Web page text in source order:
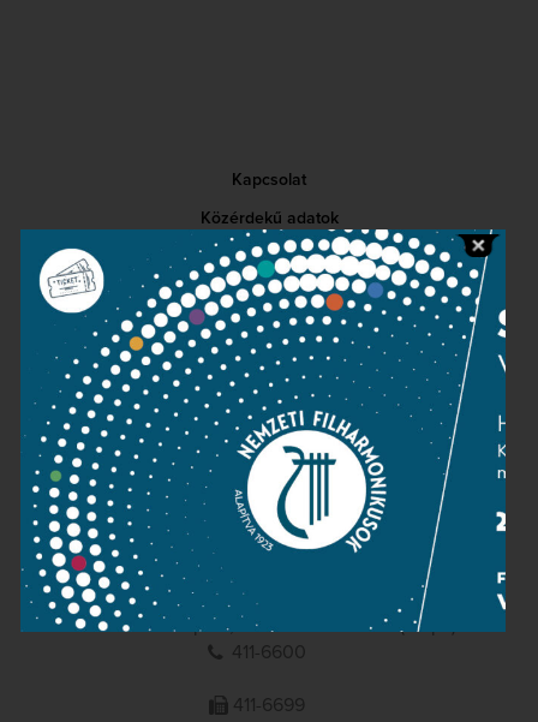
Kapcsolat
Közérdekű adatok
Sajtószoba
Adatvédelem
Impresszum
NEMZETI
FILHARMONIKUSOK
1095 Budapest, Komor Marcell u. 1. (Müpa)
411-6600
411-6699